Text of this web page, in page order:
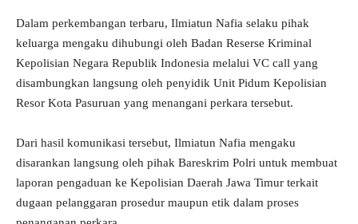
Dalam perkembangan terbaru, Ilmiatun Nafia selaku pihak
keluarga mengaku dihubungi oleh Badan Reserse Kriminal
Kepolisian Negara Republik Indonesia melalui VC call yang
disambungkan langsung oleh penyidik Unit Pidum Kepolisian
Resor Kota Pasuruan yang menangani perkara tersebut.
Dari hasil komunikasi tersebut, Ilmiatun Nafia mengaku
disarankan langsung oleh pihak Bareskrim Polri untuk membuat
laporan pengaduan ke Kepolisian Daerah Jawa Timur terkait
dugaan pelanggaran prosedur maupun etik dalam proses